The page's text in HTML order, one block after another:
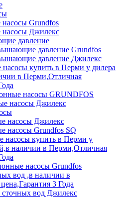
Grundfos
Джилекс
давление
давление Grundfos
давление Джилекс
купить в Перми у дилера
в Перми,Отличная
насосы GRUNDFOS
насосы Джилекс
насосы Джилекс
насосы Grundfos SQ
насосы купить в Перми у
наличии в Перми,Отличная
насосы Grundfos
вод ,в наличии в
3 Года
сточных вод Джилекс